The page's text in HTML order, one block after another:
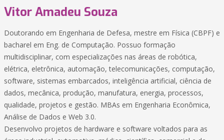
Vitor Amadeu Souza
Doutorando em Engenharia de Defesa, mestre em Física (CBPF) e
bacharel em Eng. de Computação. Possuo formação
multidisciplinar, com especializações nas áreas de robótica,
elétrica, eletrônica, automação, telecomunicações, computação,
software, sistemas embarcados, inteligência artificial, ciência de
dados, mecânica, produção, manufatura, energia, processos,
qualidade, projetos e gestão. MBAs em Engenharia Econômica,
Análise de Dados e Web 3.0.
Desenvolvo projetos de hardware e software voltados para as